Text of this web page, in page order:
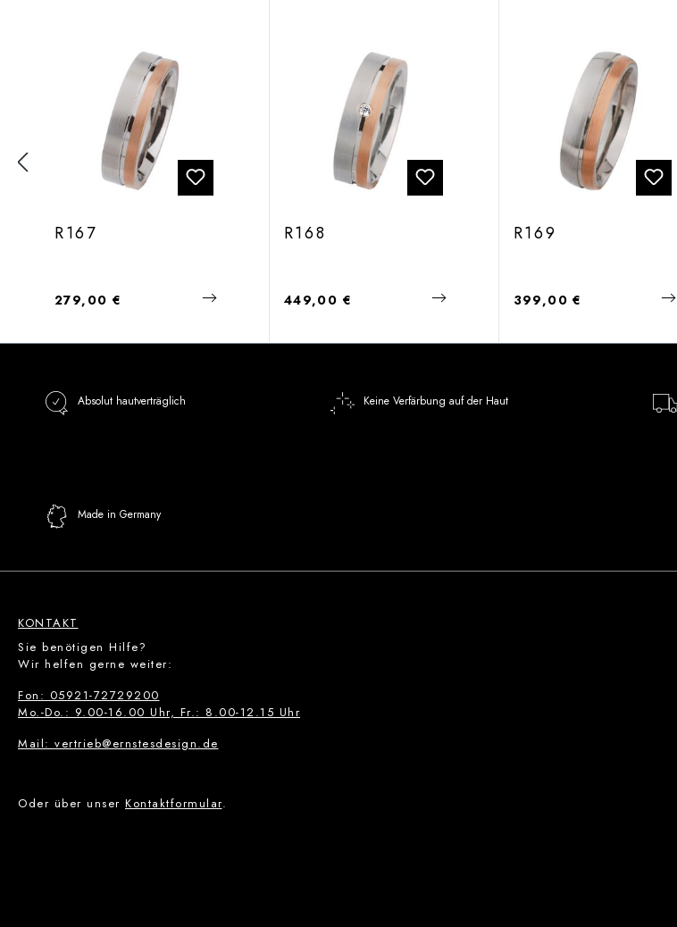
R167
Regulärer Preis:
279,00 €
R168
Regulärer Preis:
449,00 €
R169
Regulärer Preis:
399,00 €
Absolut hautverträglich Keine Verfärbung auf der Haut
Made in Germany
KONTAKT
Sie benötigen Hilfe?
Wir helfen gerne weiter:
Fon: 05921-72729200
Mo.-Do.: 9.00-16.00 Uhr, Fr.: 8.00-12.15 Uhr
Mail: vertrieb@ernstesdesign.de
Oder über unser Kontaktformular.